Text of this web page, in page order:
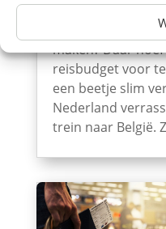
Even een dagje
een hotel boeken
maken? Daar
reisbudget voor
een beetje slim
Nederland
trein naar België.